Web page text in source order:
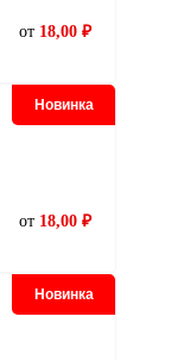
от 18,00 ₽
Новинка
от 18,00 ₽
Новинка